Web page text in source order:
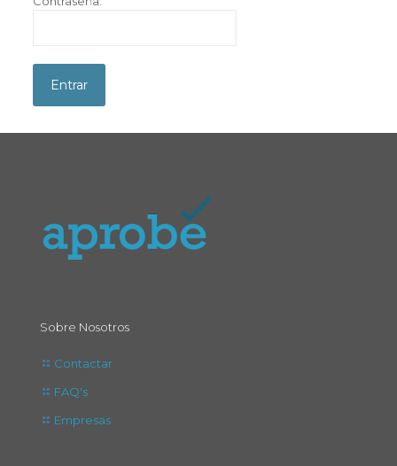
Sobre Nosotros
Contactar
FAQ's
Empresas